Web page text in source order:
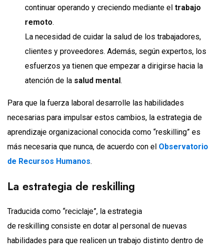
continuar operando y creciendo mediante el trabajo
remoto.
La necesidad de cuidar la salud de los trabajadores,
clientes y proveedores. Además, según expertos, los
esfuerzos ya tienen que empezar a dirigirse hacia la
atención de la salud mental.
Para que la fuerza laboral desarrolle las habilidades
necesarias para impulsar estos cambios, la estrategia de
aprendizaje organizacional conocida como “reskilling” es
más necesaria que nunca, de acuerdo con el Observatorio
de Recursos Humanos.
La estrategia de reskilling
Traducida como “reciclaje”, la estrategia
de reskilling consiste en dotar al personal de nuevas
habilidades para que realicen un trabajo distinto dentro de